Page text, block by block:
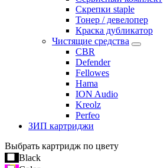
Скрепки staple
Тонер / девелопер
Краска дубликатор
Чистящие средства
CBR
Defender
Fellowes
Hama
ION Audio
Kreolz
Perfeo
ЗИП картриджи
Выбрать картридж по цвету
Black